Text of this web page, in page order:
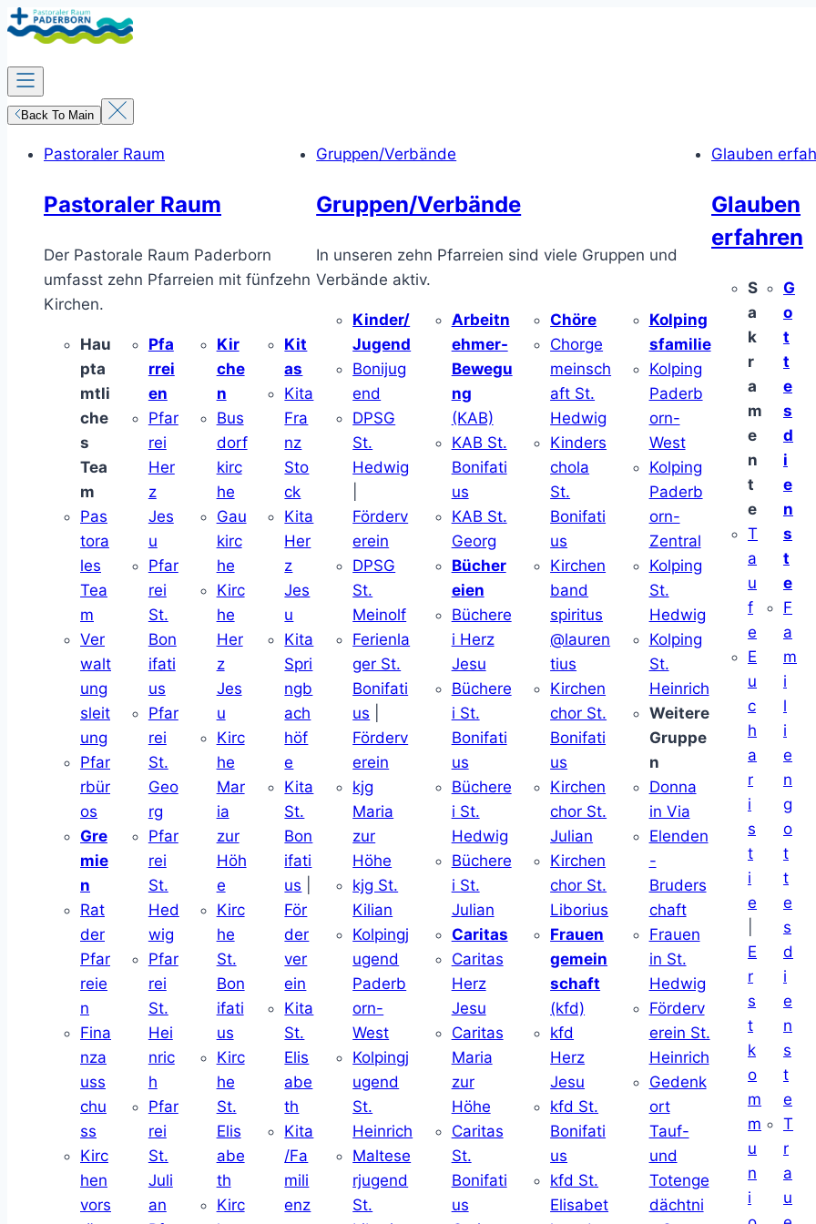
Zum
Inhalt
springen
Back To Main
Pastoraler Raum
Pastoraler Raum
Der Pastorale Raum Paderborn
umfasst zehn Pfarreien mit fünfzehn
Kirchen.
Hau
pta
mtli
che
s
Tea
m
Pas
tora
les
Tea
m
Ver
walt
ung
sleit
ung
Pfar
rbür
os
Gre
mie
n
Rat
der
Pfar
reie
n
Fina
nza
uss
chu
ss
Kirc
hen
vors
Pfa
rrei
en
Pfar
rei
Her
z
Jes
u
Pfar
rei
St.
Bon
ifati
us
Pfar
rei
St.
Geo
rg
Pfar
rei
St.
Hed
wig
Pfar
rei
St.
Hei
nric
h
Pfar
rei
St.
Juli
an
Kir
che
n
Bus
dorf
kirc
he
Gau
kirc
he
Kirc
he
Her
z
Jes
u
Kirc
he
Mar
ia
zur
Höh
e
Kirc
he
St.
Bon
ifati
us
Kirc
he
St.
Elis
abe
th
Kirc
Kit
as
Kita
Fra
nz
Sto
ck
Kita
Her
z
Jes
u
Kita
Spri
ngb
ach
höf
e
Kita
St.
Bon
ifati
us
För
der
ver
ein
Kita
St.
Elis
abe
th
Kita
/Fa
mili
enz
Gruppen/Verbände
Gruppen/Verbände
In unseren zehn Pfarreien sind viele Gruppen und
Verbände aktiv.
Kinder/
Jugend
Bonijug
end
DPSG
St.
Hedwig
Förderv
erein
DPSG
St.
Meinolf
Ferienla
ger St.
Bonifati
us
Förderv
erein
kjg
Maria
zur
Höhe
kjg St.
Kilian
Kolpingj
ugend
Paderb
orn-
West
Kolpingj
ugend
St.
Heinrich
Maltese
rjugend
St.
Arbeitn
ehmer-
Bewegu
ng
(KAB)
KAB St.
Bonifati
us
KAB St.
Georg
Bücher
eien
Büchere
i Herz
Jesu
Büchere
i St.
Bonifati
us
Büchere
i St.
Hedwig
Büchere
i St.
Julian
Caritas
Caritas
Herz
Jesu
Caritas
Maria
zur
Höhe
Caritas
St.
Bonifati
us
Chöre
Chorge
meinsch
aft St.
Hedwig
Kinders
chola
St.
Bonifati
us
Kirchen
band
spiritus
@lauren
tius
Kirchen
chor St.
Bonifati
us
Kirchen
chor St.
Julian
Kirchen
chor St.
Liborius
Frauen
gemein
schaft
(kfd)
kfd
Herz
Jesu
kfd St.
Bonifati
us
kfd St.
Elisabet
Kolping
sfamilie
Kolping
Paderb
orn-
West
Kolping
Paderb
orn-
Zentral
Kolping
St.
Hedwig
Kolping
St.
Heinrich
Weitere
Gruppe
n
Donna
in Via
Elenden
-
Bruders
chaft
Frauen
in St.
Hedwig
Förderv
erein St.
Heinrich
Gedenk
ort
Tauf-
und
Totenge
dächtni
Glauben
Glauben
erfahren
S
a
k
r
a
m
e
n
t
e
T
a
u
f
e
E
u
c
h
a
r
i
s
t
i
e
E
r
s
t
k
o
m
m
u
n
i
G
o
t
t
e
s
d
i
e
n
s
t
e
F
a
m
i
l
i
e
n
g
o
t
t
e
s
d
i
e
n
s
t
e
T
r
a
u